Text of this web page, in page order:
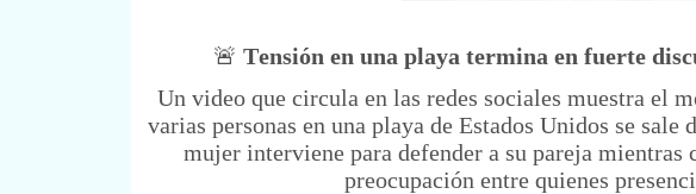
🚨 Tensión en una playa termina en fuerte
Un video que circula en las redes sociales muestra el
varias personas en una playa de Estados Unidos se
mujer interviene para defender a su pareja mientras
preocupación entre quienes